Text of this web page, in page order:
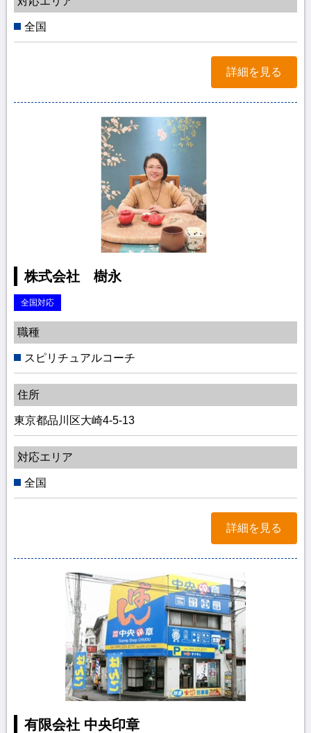
全国
詳細を見る
株式会社 樹永
全国対応
職種
スピリチュアルコーチ
住所
東京都品川区大崎4-5-13
対応エリア
全国
詳細を見る
有限会社 中央印章